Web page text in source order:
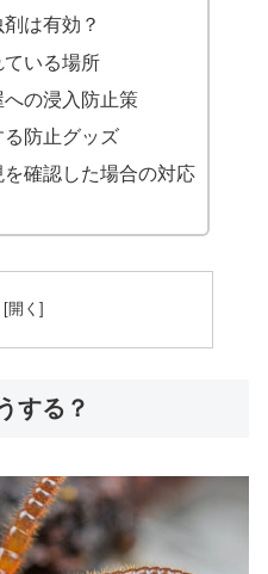
は有効？
ている場所
への浸入防止策
る防止グッズ
を確認した場合の対応
する？